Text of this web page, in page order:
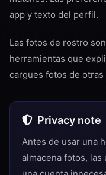
app y texto del perfil.
Las fotos de rostro
herramientas que
cargues fotos de
Privacy note
Antes de usar una
almacena fotos,